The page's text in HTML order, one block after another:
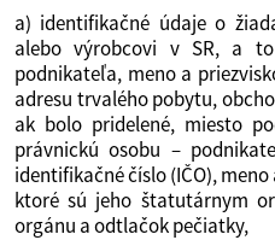
a) identifikačné údaje o
alebo výrobcovi v SR, a
podnikateľa, meno a
adresu trvalého pobytu,
ak bolo pridelené, miesto
právnickú osobu –
identifikačné číslo (IČO),
ktoré sú jeho štatutárnym
orgánu a odtlačok pečiatky,